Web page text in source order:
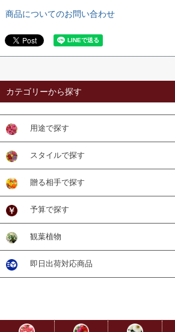
商品についてのお問い合わせ
カテゴリーから探す
用途で探す
スタイルで探す
贈る相手で探す
予算で探す
観葉植物
即日出荷対応商品